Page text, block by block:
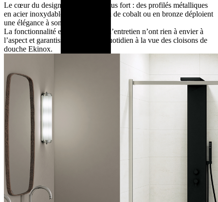
Le cœur du design d’Ekinox bat plus fort : des profilés métalliques
en acier inoxydable brossé, en bleu de cobalt ou en bronze déploient
une élégance à son maximum.
La fonctionnalité et les propriétés d’entretien n’ont rien à envier à
l’aspect et garantissent un plaisir quotidien à la vue des cloisons de
douche Ekinox.